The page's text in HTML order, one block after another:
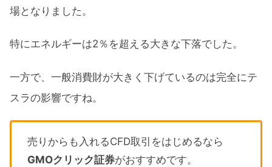
場となりました。
特にエネルギーは2％を超える大きな下落でした。
一方で、一般消費財が大きく下げているのは完全にテ
スラの影響ですね。
売りからも入れるCFD取引をはじめるなら
GMOクリック証券がおすすめです。